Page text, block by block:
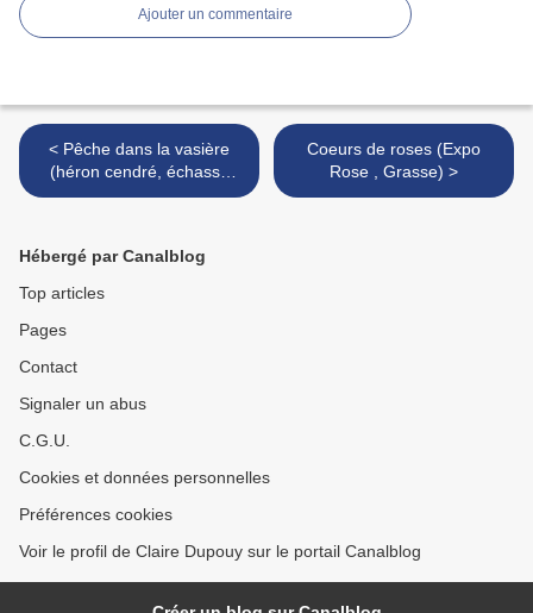
Ajouter un commentaire
< Pêche dans la vasière
(héron cendré, échasse
blanche)
Coeurs de roses (Expo
Rose , Grasse) >
Hébergé par Canalblog
Top articles
Pages
Contact
Signaler un abus
C.G.U.
Cookies et données personnelles
Préférences cookies
Voir le profil de Claire Dupouy sur le portail Canalblog